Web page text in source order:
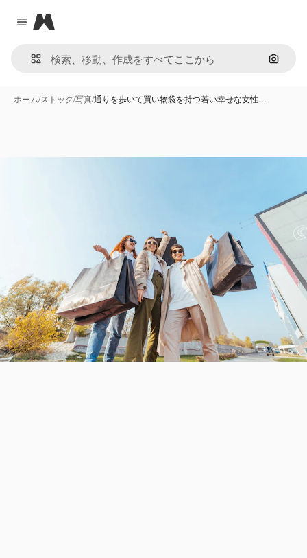
Close menu
Magnific
画像で
ホーム/ストック/写真/通りを歩いて買い物袋を持つ若い幸せな女性…